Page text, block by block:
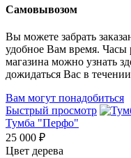
Самовывозом
Вы можете забрать
удобное Вам время. Часы
магазина можно узнать
дожидаться Вас в
Вам могут понадобиться
Быстрый просмотр
Тумба "Перфо"
25 000 ₽
Цвет дерева